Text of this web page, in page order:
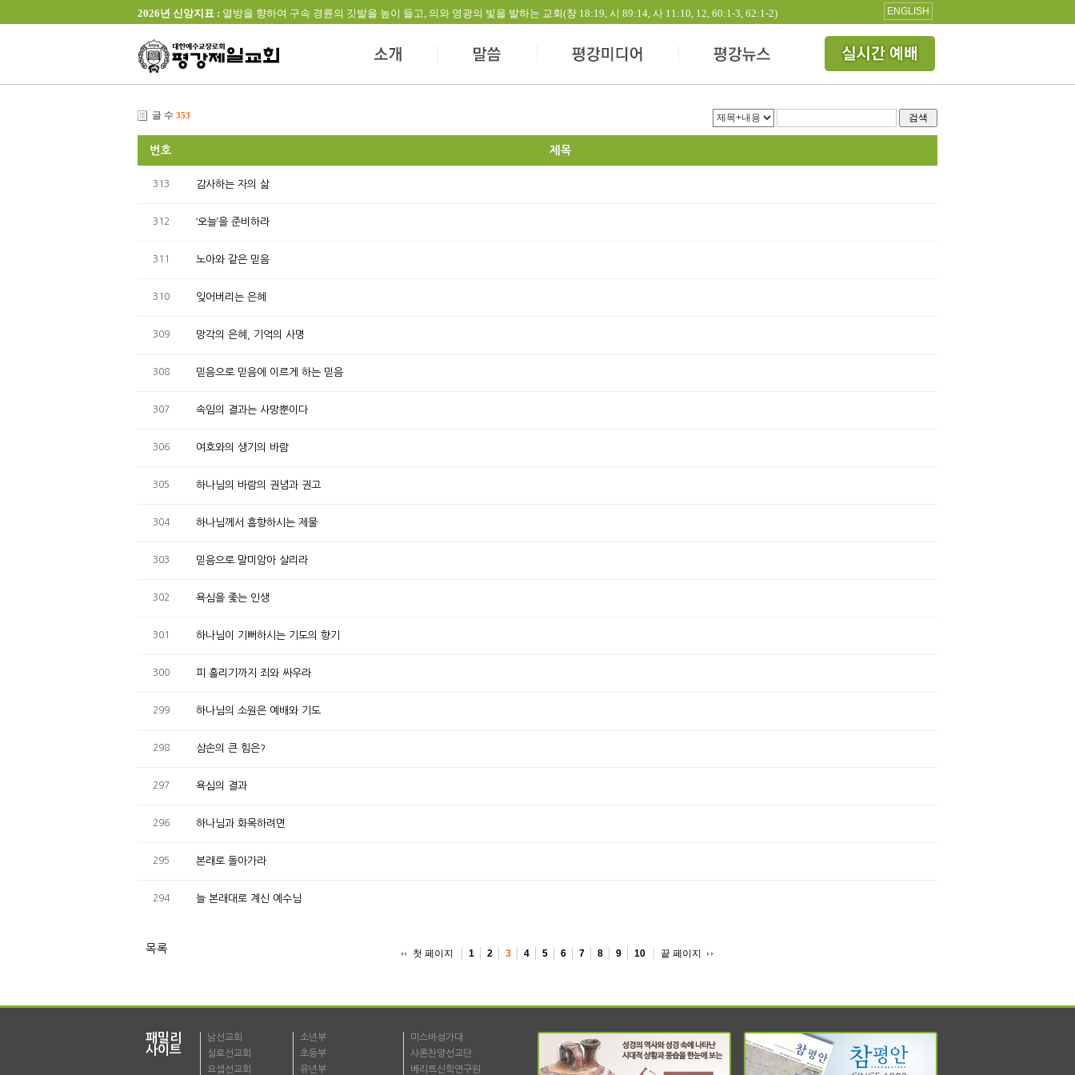
2026년 신앙지표 : 열방을 향하여 구속 경륜의 깃발을 높이 들고, 의와 영광의 빛을 발하는 교회(창 18:19, 시 89:14, 사 11:10, 12, 60:1-3, 62:1-2) ENGLISH
글 수 353 검색
번호 제목
313 감사하는 자의 삶
312 ‘오늘’을 준비하라
311 노아와 같은 믿음
310 잊어버리는 은혜
309 망각의 은혜, 기억의 사명
308 믿음으로 믿음에 이르게 하는 믿음
307 속임의 결과는 사망뿐이다
306 여호와의 생기의 바람
305 하나님의 바람의 권념과 권고
304 하나님께서 흠향하시는 제물
303 믿음으로 말미암아 살리라
302 욕심을 좇는 인생
301 하나님이 기뻐하시는 기도의 향기
300 피 흘리기까지 죄와 싸우라
299 하나님의 소원은 예배와 기도
298 삼손의 큰 힘은?
297 욕심의 결과
296 하나님과 화목하려면
295 본래로 돌아가라
294 늘 본래대로 계신 예수님
목록 첫 페이지 1 2 3 4 5 6 7 8 9 10 끝 페이지
패밀리
사이트
남선교회
실로선교회
요셉선교회
소년부
초등부
유년부
미스바성가대
샤론찬양선교단
베리트신학연구원